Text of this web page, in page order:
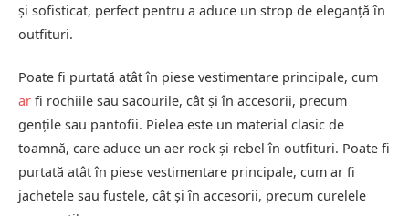
și sofisticat, perfect pentru a aduce un strop de eleganță în
outfituri.
Poate fi purtată atât în piese vestimentare principale, cum
ar fi rochiile sau sacourile, cât și în accesorii, precum
gențile sau pantofii. Pielea este un material clasic de
toamnă, care aduce un aer rock și rebel în outfituri. Poate fi
purtată atât în piese vestimentare principale, cum ar fi
jachetele sau fustele, cât și în accesorii, precum curelele